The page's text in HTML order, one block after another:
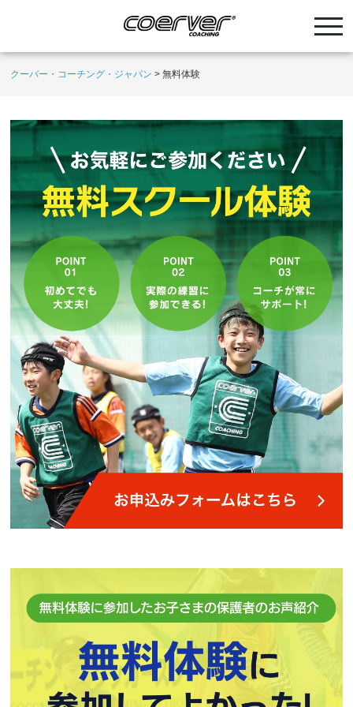
クーバー・コーチング・ジャパン >無料体験